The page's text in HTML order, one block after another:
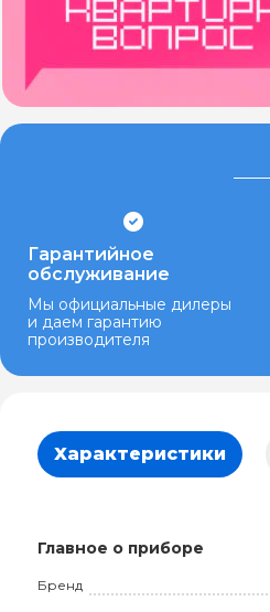
Гарантийное
обслуживание
Мы официальные дилеры
и даем гарантию
производителя
Характеристики
Главное о приборе
Бренд